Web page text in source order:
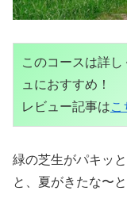
このコースは詳
ュにおすすめ！
レビュー記事はこ
緑の芝生がパキッ
と、夏がきたな〜